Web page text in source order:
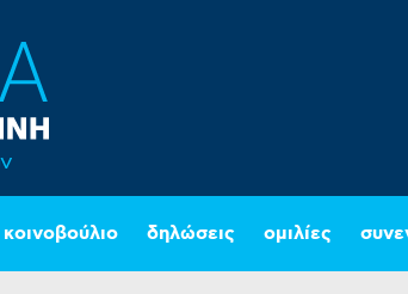
κοινοβούλιο δηλώσεις ομιλίες